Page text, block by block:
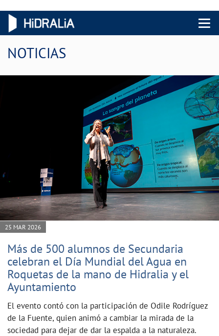
Menu
NOTICIAS
25 MAR 2026
Más de 500 alumnos de Secundaria
celebran el Día Mundial del Agua en
Roquetas de la mano de Hidralia y el
Ayuntamiento
El evento contó con la participación de Odile Rodríguez
de la Fuente, quien animó a cambiar la mirada de la
sociedad para dejar de dar la espalda a la naturaleza.